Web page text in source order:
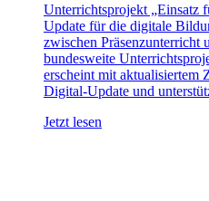
Unterrichtsprojekt „Einsatz
Update für die digitale
zwischen Präsenzunterricht
bundesweite
erscheint mit aktualisiertem
Digital-Update und
Jetzt lesen